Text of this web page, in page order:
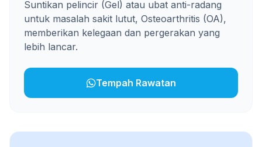
Suntikan pelincir (Gel) atau ubat anti-radang
untuk masalah sakit lutut, Osteoarthritis (OA),
memberikan kelegaan dan pergerakan yang
lebih lancar.
Tempah Rawatan